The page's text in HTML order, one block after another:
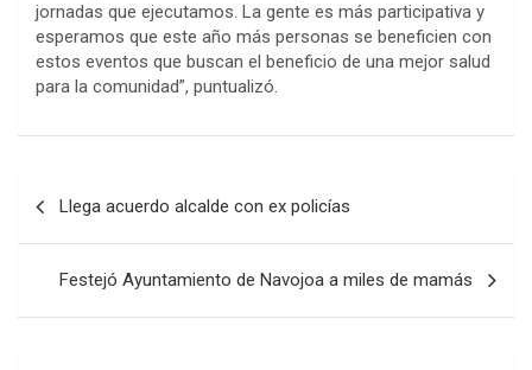
jornadas que ejecutamos. La gente es más participativa y
esperamos que este año más personas se beneficien con
estos eventos que buscan el beneficio de una mejor salud
para la comunidad”, puntualizó.
navigation
Llega acuerdo alcalde con ex policías
Festejó Ayuntamiento de Navojoa a miles de mamás